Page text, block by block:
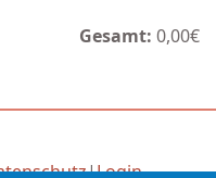
Gesamt: 0,00€
|Login